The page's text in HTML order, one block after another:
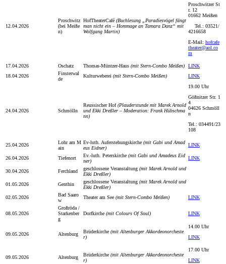
12.04.2026
Proschwitz
(bei Meiße
n)
HofTheaterCafé (Buchlesung „Paradiesvögel fängt
man nicht ein – Hommage an Tamara Danz“ mit
Wolfgang Martin)
Proschwitzer St
r. 12
01662 Meißen
Tel.: 03521/
4216658
E-Mail: hofcafe
theater@aol.co
m
17.04.2026 Oschatz Thomas-Müntzer-Haus (mit Stern-Combo Meißen)
LINK
18.04.2026
Finsterwal
de
Kulturweberei (mit Stern-Combo Meißen) LINK
24.04.2026 Schmölln
Reussischer Hof(Plauderstunde mit Marek Arnold
und Ekki Dreßler – Moderation: Frank Hübschma
nn)
19.00 Uhr
Gößnitzer Str. 1
4
04626 Schmöll
n
Tel.: 034491/23
108
25.04.2026
Lohr am M
ain
Ev-luth. Auferstehungskirche (mit Gabi und Amad
eus Eidner)
LINK
26.04.2026 Tiefenort Ev.-luth. Peterskirche (mit Gabi und Amadeus Eid
ner)
LINK
30.04.2026 Ferchland geschlossene Veranstaltung (mit Marek Arnold und
Ekki Dreßler)
01.05.2026
Genthin geschlossene Veranstaltung (mit Marek Arnold und
Ekki Dreßler)
02.05.2026
Bad Saaro
w
Theater am See (mit Stern-Combo Meißen) LINK
08.05.2026
Großröda /
Starkenber
g
Dorfkirche (mit Colours Of Soul) LINK
09.05.2026 Altenburg Brüderkirche (mit Altenburger Akkordeonorcheste
r)
14.00 Uhr
LINK
09.05.2026 Altenburg Brüderkirche (mit Altenburger Akkordeonorcheste
r)
17.00 Uhr
LINK